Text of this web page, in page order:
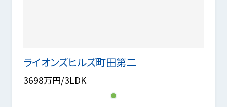
ライオンズヒルズ町田第二
3698万円/3LDK
1